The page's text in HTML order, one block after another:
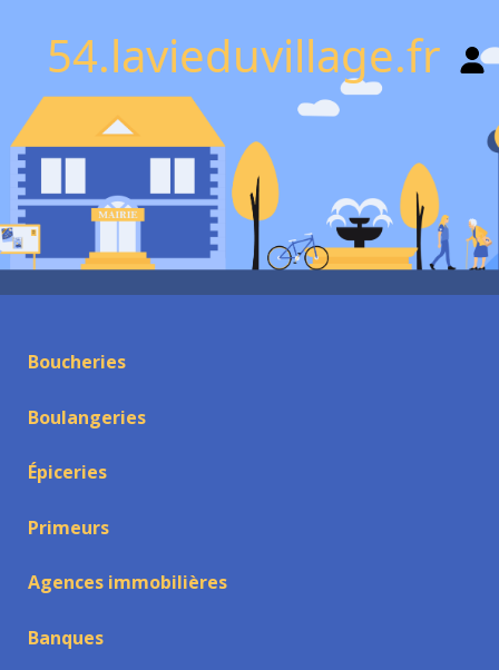
54.lavieduvillage.fr
Boucheries
Boulangeries
Épiceries
Primeurs
Agences immobilières
Banques